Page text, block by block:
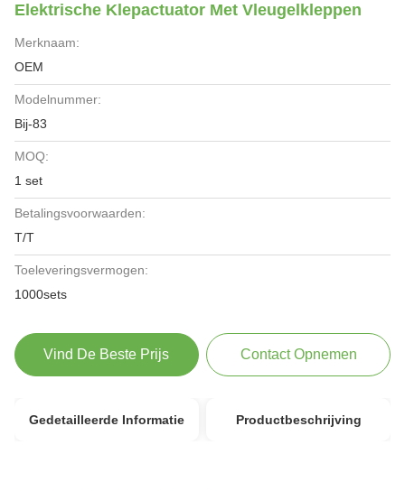
Elektrische Klepactuator Met Vleugelkleppen
Merknaam:
OEM
Modelnummer:
Bij-83
MOQ:
1 set
Betalingsvoorwaarden:
T/T
Toeleveringsvermogen:
1000sets
Vind De Beste Prijs Contact Opnemen
Gedetailleerde Informatie Productbeschrijving